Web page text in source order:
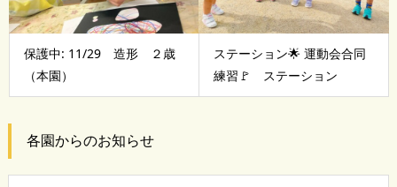
保護中: 11/29 造形 ２歳
（本園）
ステーション🌟 運動会合同
練習🚩 ステーション
各園からのお知らせ